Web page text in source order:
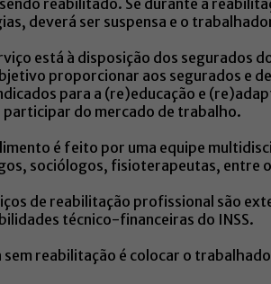
reabilitado. Se durante a
deverá ser suspensa e o
está à disposição dos segurados
proporcionar aos segurados e
para a (re)educação e
do mercado de trabalho.
é feito por uma equipe
sociólogos, fisioterapeutas, entre
de reabilitação profissional são
técnico-financeiras do INSS.
sem reabilitação é colocar o